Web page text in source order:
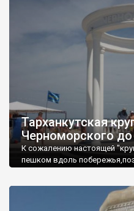
Тарханкутская
Черноморского
К сожалению настоящей
пешком вдоль